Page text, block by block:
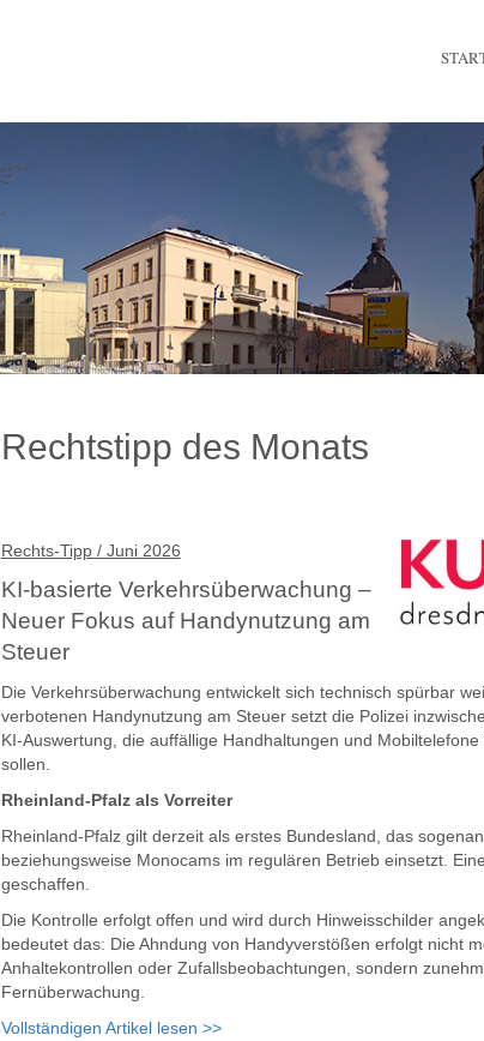
Rechtstipp des Monats
Rechts-Tipp / Juni 2026
KI-basierte Verkehrsüberwachung –
Neuer Fokus auf Handynutzung am
Steuer
Die Verkehrsüberwachung entwickelt sich technisch spürbar
verbotenen Handynutzung am Steuer setzt die Polizei
KI-Auswertung, die auffällige Handhaltungen und
sollen.
Rheinland-Pfalz als Vorreiter
Rheinland-Pfalz gilt derzeit als erstes Bundesland, das
beziehungsweise Monocams im regulären Betrieb einsetzt.
geschaffen.
Die Kontrolle erfolgt offen und wird durch Hinweisschilder
bedeutet das: Die Ahndung von Handyverstößen erfolgt nicht
Anhaltekontrollen oder Zufallsbeobachtungen, sondern
Fernüberwachung.
Vollständigen Artikel lesen >>